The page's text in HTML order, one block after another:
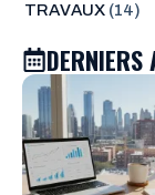
TRAVAUX(14)
DERNIERS